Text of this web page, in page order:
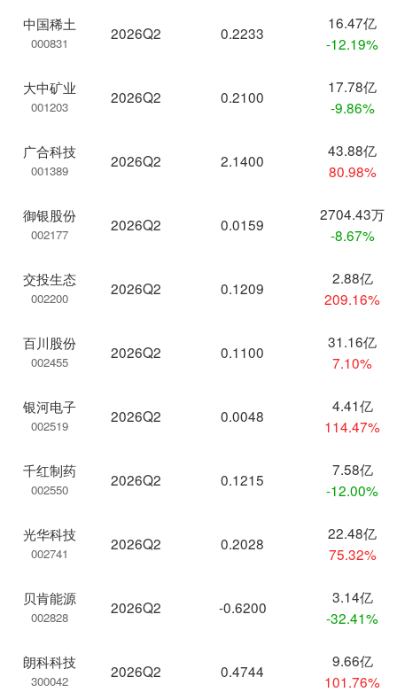
中国稀土
000831
2026Q2
大中矿业
001203
2026Q2
广合科技
001389
2026Q2
御银股份
002177
2026Q2
交投生态
002200
2026Q2
百川股份
002455
2026Q2
银河电子
002519
2026Q2
千红制药
002550
2026Q2
光华科技
002741
2026Q2
贝肯能源
002828
2026Q2
朗科科技
300042
2026Q2
0.2233
16.47亿
-12.19%
0.2100
17.78亿
-9.86%
2.1400
43.88亿
80.98%
0.0159
2704.43万
-8.67%
0.1209
2.88亿
209.16%
0.1100
31.16亿
7.10%
0.0048
4.41亿
114.47%
0.1215
7.58亿
-12.00%
0.2028
22.48亿
75.32%
-0.6200
3.14亿
-32.41%
0.4744
9.66亿
101.76%